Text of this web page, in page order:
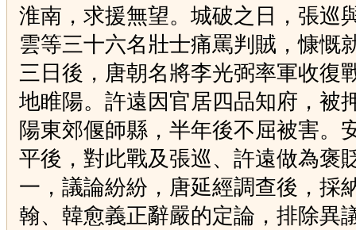
淮南，求援無望。城破之日，張巡
雲等三十六名壯士痛罵判賊，慷慨
三日後，唐朝名將李光弼率軍收復
地睢陽。許遠因官居四品知府，被
陽東郊偃師縣，半年後不屈被害。
平後，對此戰及張巡、許遠做為褒
一，議論紛紛，唐延經調查後，採
翰、韓愈義正辭嚴的定論，排除異